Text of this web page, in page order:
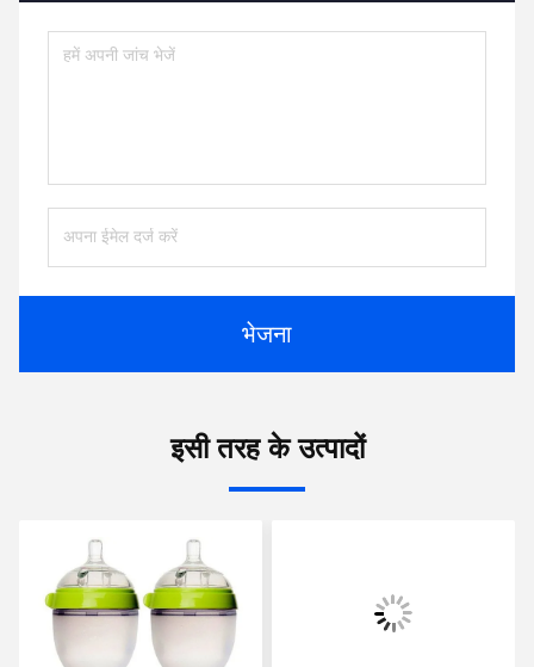
भेजना
इसी तरह के उत्पादों